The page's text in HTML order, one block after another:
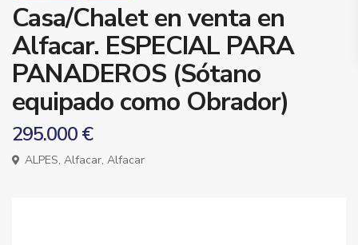
Casa/Chalet en venta en
Alfacar. ESPECIAL PARA
PANADEROS (Sótano
equipado como Obrador)
295.000 €
ALPES, Alfacar, Alfacar